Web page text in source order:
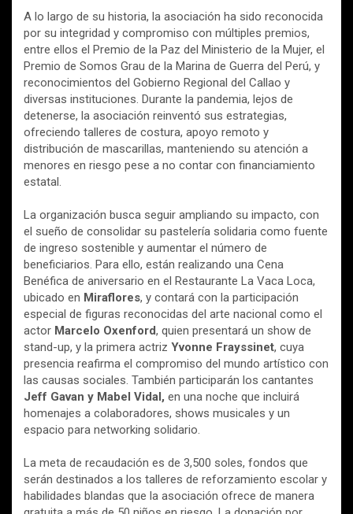
A lo largo de su historia, la asociación ha sido reconocida
por su integridad y compromiso con múltiples premios,
entre ellos el Premio de la Paz del Ministerio de la Mujer, el
Premio de Somos Grau de la Marina de Guerra del Perú, y
reconocimientos del Gobierno Regional del Callao y
diversas instituciones. Durante la pandemia, lejos de
detenerse, la asociación reinventó sus estrategias,
ofreciendo talleres de costura, apoyo remoto y
distribución de mascarillas, manteniendo su atención a
menores en riesgo pese a no contar con financiamiento
estatal.
La organización busca seguir ampliando su impacto, con
el sueño de consolidar su pastelería solidaria como fuente
de ingreso sostenible y aumentar el número de
beneficiarios. Para ello, están realizando una Cena
Benéfica de aniversario en el Restaurante La Vaca Loca,
ubicado en Miraflores, y contará con la participación
especial de figuras reconocidas del arte nacional como el
actor Marcelo Oxenford, quien presentará un show de
stand-up, y la primera actriz Yvonne Frayssinet, cuya
presencia reafirma el compromiso del mundo artístico con
las causas sociales. También participarán los cantantes
Jeff Gavan y Mabel Vidal, en una noche que incluirá
homenajes a colaboradores, shows musicales y un
espacio para networking solidario.
La meta de recaudación es de 3,500 soles, fondos que
serán destinados a los talleres de reforzamiento escolar y
habilidades blandas que la asociación ofrece de manera